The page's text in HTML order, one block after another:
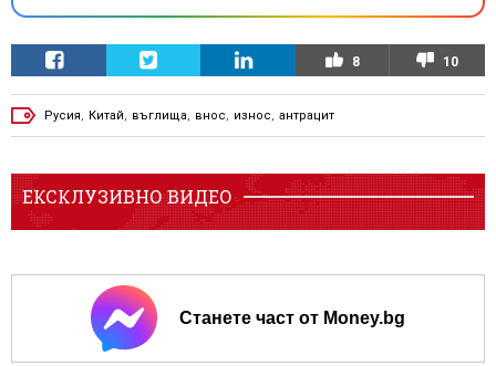
8 10
Русия Китай въглища внос износ антрацит
ЕКСКЛУЗИВНО ВИДЕО
Станете част от Money.bg